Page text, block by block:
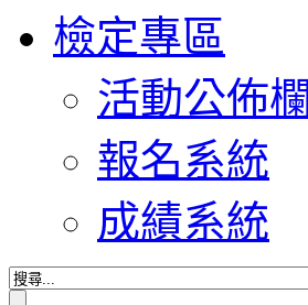
檢定專區
活動公佈欄
報名系統
成績系統